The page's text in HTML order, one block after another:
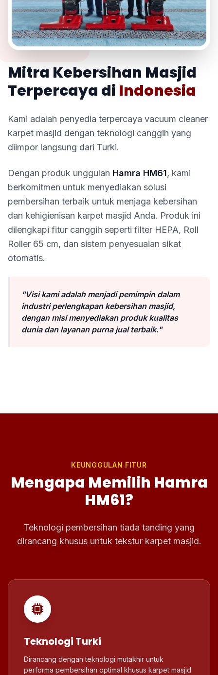
Mitra Kebersihan Masjid
Terpercaya di Indonesia
Kami adalah penyedia terpercaya vacuum cleaner
karpet masjid dengan teknologi canggih yang
diimpor langsung dari Turki.
Dengan produk unggulan Hamra HM61, kami
berkomitmen untuk menyediakan solusi
pembersihan terbaik untuk menjaga kebersihan
dan kehigienisan karpet masjid Anda. Produk ini
dilengkapi fitur canggih seperti filter HEPA, Roll
Roller 65 cm, dan sistem penyesuaian sikat
otomatis.
"Visi kami adalah menjadi pemimpin dalam
industri perlengkapan kebersihan masjid,
dengan misi menyediakan produk kualitas
dunia dan layanan purna jual terbaik."
KEUNGGULAN FITUR
Mengapa Memilih Hamra
HM61?
Teknologi pembersihan tiada tanding yang
dirancang khusus untuk tekstur karpet masjid.
Teknologi Turki
Dirancang dengan teknologi mutakhir untuk
performa pembersihan optimal khusus karpet masjid